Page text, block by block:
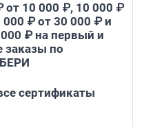
от 10 000 ₽, 10 000 ₽
₽ от 30 000 ₽ и
₽ на первый и
заказы по
сертификаты